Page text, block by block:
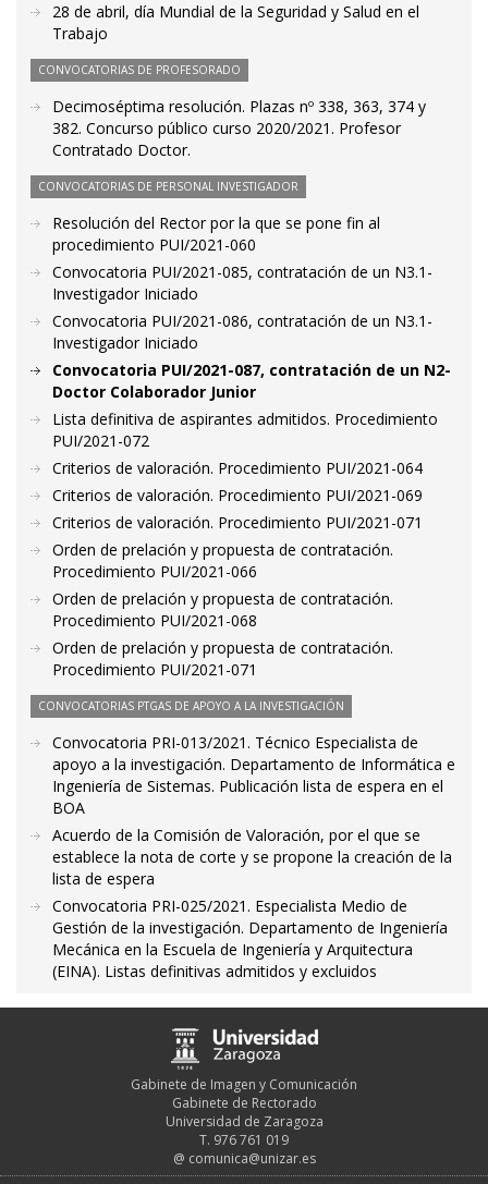
28 de abril, día Mundial de la Seguridad y Salud en el
Trabajo
CONVOCATORIAS DE PROFESORADO
Decimoséptima resolución. Plazas nº 338, 363, 374 y
382. Concurso público curso 2020/2021. Profesor
Contratado Doctor.
CONVOCATORIAS DE PERSONAL INVESTIGADOR
Resolución del Rector por la que se pone fin al
procedimiento PUI/2021-060
Convocatoria PUI/2021-085, contratación de un N3.1-
Investigador Iniciado
Convocatoria PUI/2021-086, contratación de un N3.1-
Investigador Iniciado
Convocatoria PUI/2021-087, contratación de un N2-
Doctor Colaborador Junior
Lista definitiva de aspirantes admitidos. Procedimiento
PUI/2021-072
Criterios de valoración. Procedimiento PUI/2021-064
Criterios de valoración. Procedimiento PUI/2021-069
Criterios de valoración. Procedimiento PUI/2021-071
Orden de prelación y propuesta de contratación.
Procedimiento PUI/2021-066
Orden de prelación y propuesta de contratación.
Procedimiento PUI/2021-068
Orden de prelación y propuesta de contratación.
Procedimiento PUI/2021-071
CONVOCATORIAS PTGAS DE APOYO A LA INVESTIGACIÓN
Convocatoria PRI-013/2021. Técnico Especialista de
apoyo a la investigación. Departamento de Informática e
Ingeniería de Sistemas. Publicación lista de espera en el
BOA
Acuerdo de la Comisión de Valoración, por el que se
establece la nota de corte y se propone la creación de la
lista de espera
Convocatoria PRI-025/2021. Especialista Medio de
Gestión de la investigación. Departamento de Ingeniería
Mecánica en la Escuela de Ingeniería y Arquitectura
(EINA). Listas definitivas admitidos y excluidos
Gabinete de Imagen y Comunicación
Gabinete de Rectorado
Universidad de Zaragoza
T. 976 761 019
@ comunica@unizar.es